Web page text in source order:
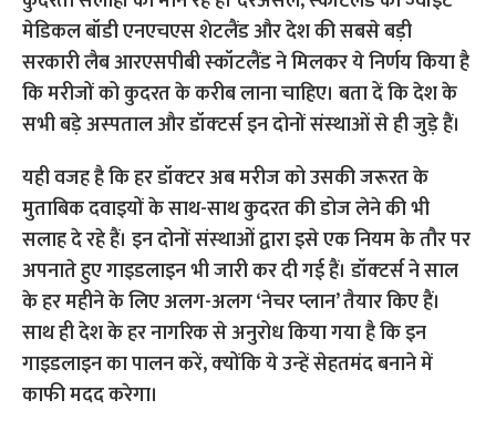
मेडिकल बॉडी एनएचएस शेटलैंड और देश की सबसे बड़ी
सरकारी लैब आरएसपीबी स्‍कॉटलैंड ने मिलकर ये निर्णय किया है
कि मरीजों को कुदरत के करीब लाना चाहिए। बता दें कि देश के
सभी बड़े अस्‍पताल और डॉक्‍टर्स इन दोनों संस्‍थाओं से ही जुड़े हैं।
यही वजह है कि हर डॉक्‍टर अब मरीज को उसकी जरूरत के
मुताबिक दवाइयों के साथ-साथ कुदरत की डोज लेने की भी
सलाह दे रहे हैं। इन दोनों संस्‍थाओं द्वारा इसे एक नियम के तौर पर
अपनाते हुए गाइडलाइन भी जारी कर दी गई हैं। डॉक्‍टर्स ने साल
के हर महीने के लिए अलग-अलग ‘नेचर प्‍लान’ तैयार किए हैं।
साथ ही देश के हर नागरिक से अनुरोध किया गया है कि इन
गाइडलाइन का पालन करें, क्‍योंकि ये उन्‍हें सेहतमंद बनाने में
काफी मदद करेगा।